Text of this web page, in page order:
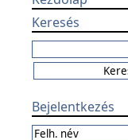
Keresés
Bejelentkezés